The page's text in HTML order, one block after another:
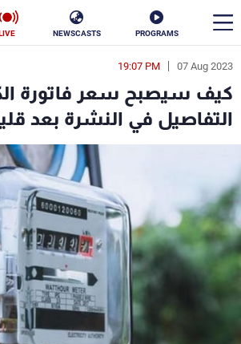
PROGRAMS
NEWSCASTS
07 Aug 2023
19:07 PM
كيف سيصبح سعر فاتورة
التفاصيل في النشرة بعد
en
الأخبار
سياسة ناس
إقتصاد فن
منوعات رياضة
كأس العالم